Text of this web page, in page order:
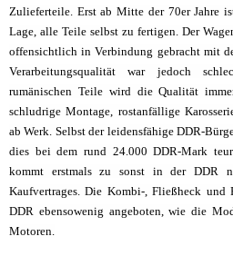
Zulieferteile. Erst ab Mitte der 70er Jahre
Lage, alle Teile selbst zu fertigen. Der
offensichtlich in Verbindung gebracht mit
Verarbeitungsqualität war jedoch
rumänischen Teile wird die Qualität
schludrige Montage, rostanfällige
ab Werk. Selbst der leidensfähige DDR-
dies bei dem rund 24.000 DDR-Mark
kommt erstmals zu sonst in der DDR
Kaufvertrages. Die Kombi-, Fließheck und
DDR ebensowenig angeboten, wie die
Motoren.